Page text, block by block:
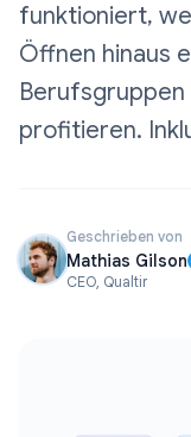
funktioniert,
Öffnen hinaus
profitieren.
Geschrieben von
Mathias Gilson
CEO, Qualtir